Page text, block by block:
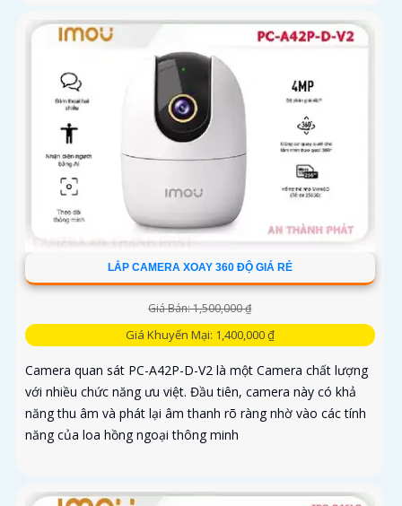
LẮP CAMERA XOAY 360 ĐỘ GIÁ RẺ
Giá Bán: 1,500,000 ₫
Giá Khuyến Mại: 1,400,000 ₫
Camera quan sát PC-A42P-D-V2 là một Camera chất lượng
với nhiều chức năng ưu việt. Đầu tiên, camera này có khả
năng thu âm và phát lại âm thanh rõ ràng nhờ vào các tính
năng của loa hồng ngoại thông minh